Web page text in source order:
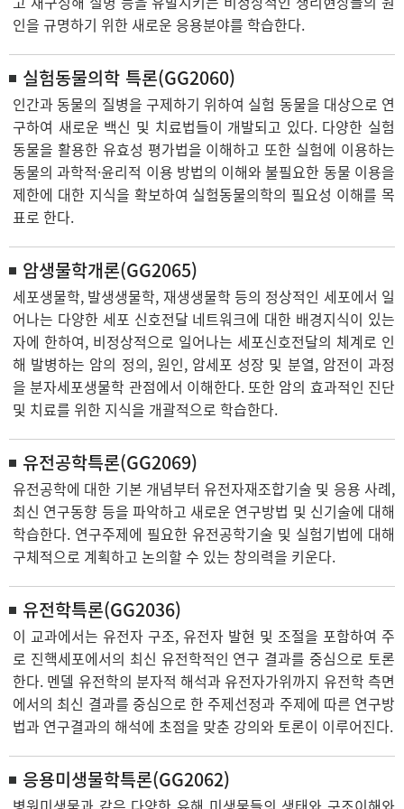
인을 규명하기 위한 새로운 응용분야를 학습한다.
실험동물의학 특론(GG2060)
인간과 동물의 질병을 구제하기 위하여 실험 동물을 대상으로 연
구하여 새로운 백신 및 치료법들이 개발되고 있다. 다양한 실험
동물을 활용한 유효성 평가법을 이해하고 또한 실험에 이용하는
동물의 과학적·윤리적 이용 방법의 이해와 불필요한 동물 이용을
제한에 대한 지식을 확보하여 실험동물의학의 필요성 이해를 목
표로 한다.
암생물학개론(GG2065)
세포생물학, 발생생물학, 재생생물학 등의 정상적인 세포에서 일
어나는 다양한 세포 신호전달 네트워크에 대한 배경지식이 있는
자에 한하여, 비정상적으로 일어나는 세포신호전달의 체계로 인
해 발병하는 암의 정의, 원인, 암세포 성장 및 분열, 암전이 과정
을 분자세포생물학 관점에서 이해한다. 또한 암의 효과적인 진단
및 치료를 위한 지식을 개괄적으로 학습한다.
유전공학특론(GG2069)
유전공학에 대한 기본 개념부터 유전자재조합기술 및 응용 사례,
최신 연구동향 등을 파악하고 새로운 연구방법 및 신기술에 대해
학습한다. 연구주제에 필요한 유전공학기술 및 실험기법에 대해
구체적으로 계획하고 논의할 수 있는 창의력을 키운다.
유전학특론(GG2036)
이 교과에서는 유전자 구조, 유전자 발현 및 조절을 포함하여 주
로 진핵세포에서의 최신 유전학적인 연구 결과를 중심으로 토론
한다. 멘델 유전학의 분자적 해석과 유전자가위까지 유전학 측면
에서의 최신 결과를 중심으로 한 주제선정과 주제에 따른 연구방
법과 연구결과의 해석에 초점을 맞춘 강의와 토론이 이루어진다.
응용미생물학특론(GG2062)